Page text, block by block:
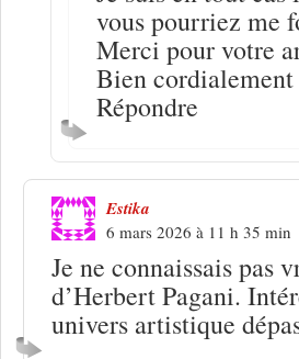
vous pourriez me
Merci pour votre
Bien
Répondre
Estika
6 mars 2026 à 11 h 35 min
Je ne connaissais pas
d’Herbert Pagani.
univers artistique